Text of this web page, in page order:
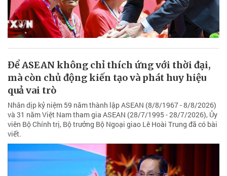
Để ASEAN không chỉ thích ứng với thời đại,
mà còn chủ động kiến tạo và phát huy hiệu
quả vai trò
Nhân dịp kỷ niệm 59 năm thành lập ASEAN (8/8/1967 - 8/8/2026)
và 31 năm Việt Nam tham gia ASEAN (28/7/1995 - 28/7/2026), Ủy
viên Bộ Chính trị, Bộ trưởng Bộ Ngoại giao Lê Hoài Trung đã có bài
viết.